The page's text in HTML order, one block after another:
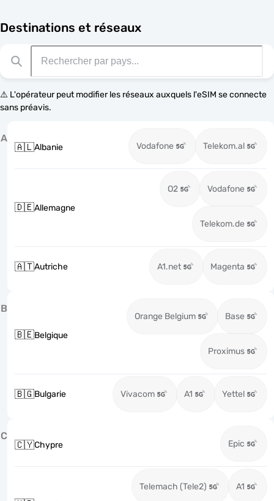
Destinations et réseaux
⚠️ L'opérateur peut modifier les réseaux auxquels l'eSIM se connecte
sans préavis.
A
🇦🇱Albanie Vodafone Telekom.al
🇩🇪Allemagne
O2 Vodafone
Telekom.de
🇦🇹Autriche A1.net Magenta
B
🇧🇪Belgique
Orange Belgium Base
Proximus
🇧🇬Bulgarie Vivacom A1 Yettel
C
🇨🇾Chypre Epic
Telemach (Tele2) A1